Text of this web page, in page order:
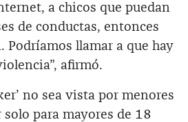
a chicos que puedan
de conductas, entonces
Podríamos llamar a que hay
afirmó.
no sea vista por menores
solo para mayores de 18